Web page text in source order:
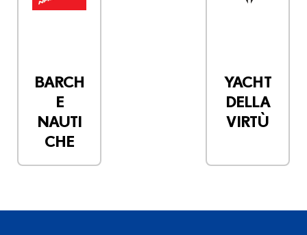
BARCH
E
NAUTI
CHE
YACHT
DELLA
VIRTÙ